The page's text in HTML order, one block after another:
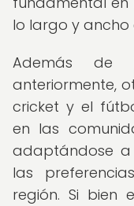
lo largo y ancho
Además de
anteriormente,
cricket y el
en las
adaptándose a
las
región. Si bien